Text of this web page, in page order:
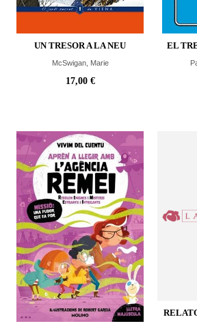
UN TRESOR A LA NEU
McSwigan, Marie
17,00 €
EL